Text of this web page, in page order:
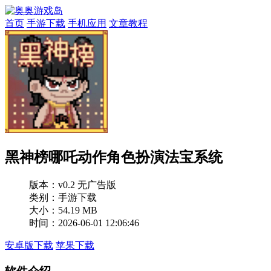
首页 手游下载 手机应用 文章教程
黑神榜哪吒动作角色扮演法宝系统
版本： v0.2 无广告版
类别：手游下载
大小：54.19 MB
时间：2026-06-01 12:06:46
安卓版下载 苹果下载